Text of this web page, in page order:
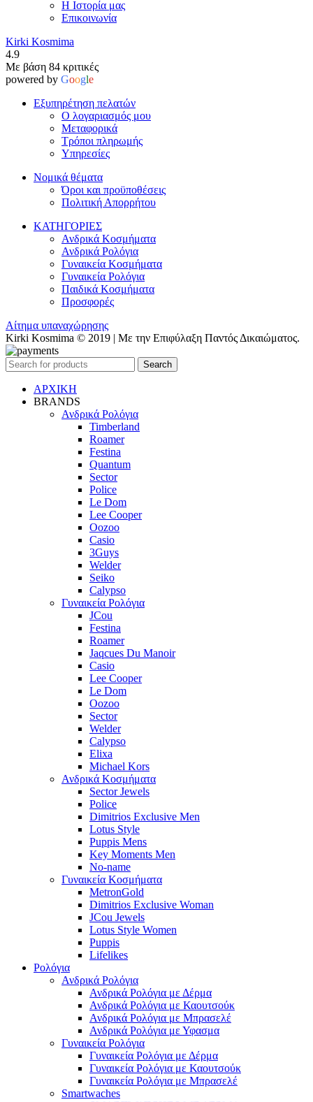
Η Ιστορία μας
Επικοινωνία
Kirki Kosmima
4.9
Με βάση 84 κριτικές
powered by Google
Εξυπηρέτηση πελατών
Ο λογαριασμός μου
Μεταφορικά
Τρόποι πληρωμής
Υπηρεσίες
Νομικά θέματα
Όροι και προϋποθέσεις
Πολιτική Απορρήτου
ΚΑΤΗΓΟΡΙΕΣ
Ανδρικά Κοσμήματα
Ανδρικά Ρολόγια
Γυναικεία Κοσμήματα
Γυναικεία Ρολόγια
Παιδικά Κοσμήματα
Προσφορές
Αίτημα υπαναχώρησης
Kirki Kosmima © 2019 | Με την Επιφύλαξη Παντός Δικαιώματος.
Search
ΑΡΧΙΚΗ
BRANDS
Ανδρικά Ρολόγια
Timberland
Roamer
Festina
Quantum
Sector
Police
Le Dom
Lee Cooper
Oozoo
Casio
3Guys
Welder
Seiko
Calypso
Γυναικεία Ρολόγια
JCou
Festina
Roamer
Jaqcues Du Manoir
Casio
Lee Cooper
Le Dom
Oozoo
Sector
Welder
Calypso
Elixa
Michael Kors
Ανδρικά Κοσμήματα
Sector Jewels
Police
Dimitrios Exclusive Men
Lotus Style
Puppis Mens
Key Moments Men
No-name
Γυναικεία Κοσμήματα
MetronGold
Dimitrios Exclusive Woman
JCou Jewels
Lotus Style Women
Puppis
Lifelikes
Ρολόγια
Ανδρικά Ρολόγια
Ανδρικά Ρολόγια με Δέρμα
Ανδρικά Ρολόγια με Καουτσούκ
Ανδρικά Ρολόγια με Μπρασελέ
Ανδρικά Ρολόγια με Υφασμα
Γυναικεία Ρολόγια
Γυναικεία Ρολόγια με Δέρμα
Γυναικεία Ρολόγια με Καουτσούκ
Γυναικεία Ρολόγια με Μπρασελέ
Smartwaches